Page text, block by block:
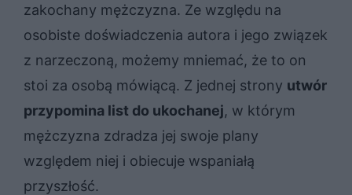
zakochany mężczyzna. Ze względu na
osobiste doświadczenia autora i jego związek
z narzeczoną, możemy mniemać, że to on
stoi za osobą mówiącą. Z jednej strony utwór
przypomina list do ukochanej, w którym
mężczyzna zdradza jej swoje plany
względem niej i obiecuje wspaniałą
przyszłość.